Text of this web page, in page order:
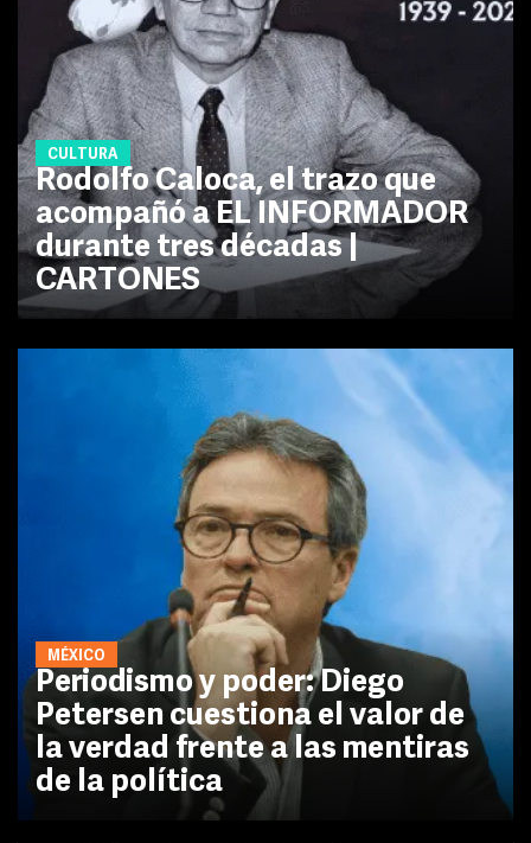
CULTURA
Rodolfo Caloca, el trazo que
acompañó a EL INFORMADOR
durante tres décadas |
CARTONES
MÉXICO
Periodismo y poder: Diego
Petersen cuestiona el valor de
la verdad frente a las mentiras
de la política